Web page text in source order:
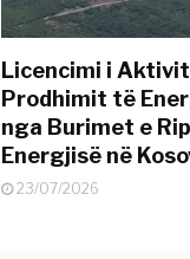
Licencimi i
Prodhimit të
nga Burimet e
Energjisë në
23/07/2026